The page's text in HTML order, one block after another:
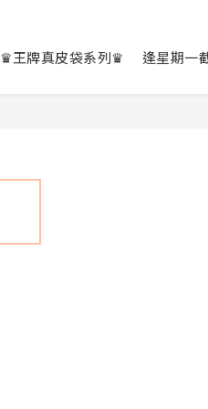
♛王牌真皮袋系列♛ 逢星期一